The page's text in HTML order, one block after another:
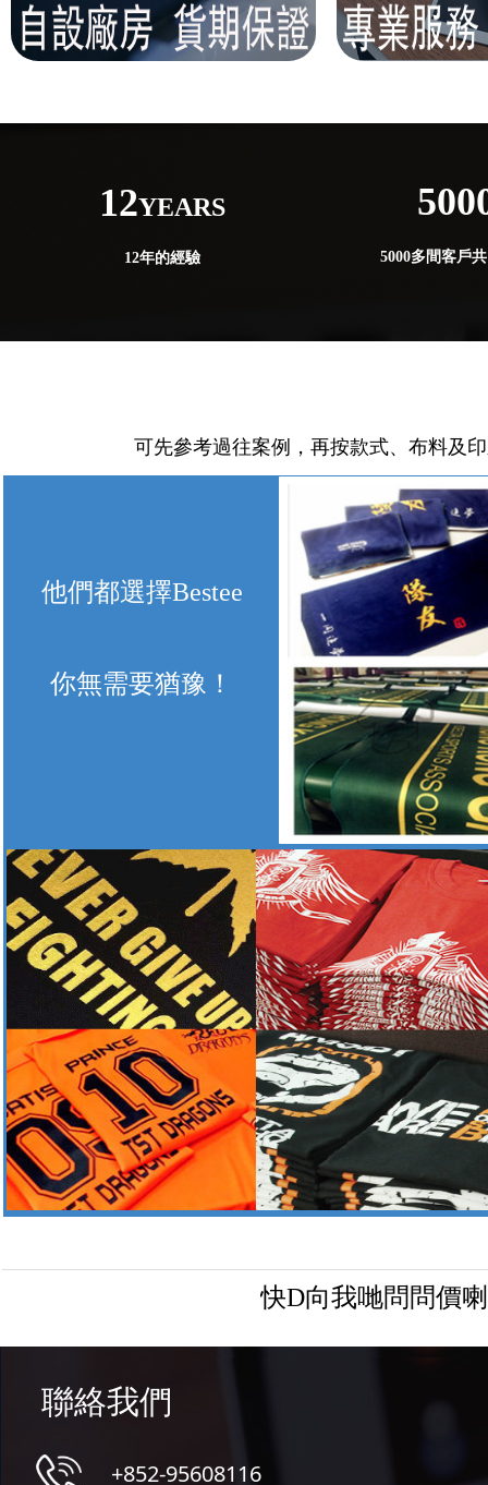
快D向我哋問問價
他們都選擇Bestee
你無需要猶豫！
12YEARS
12年的經驗 5000多間客戶
可先參考過往案例，再按款式、布料及
聯絡我們
+852-95608116